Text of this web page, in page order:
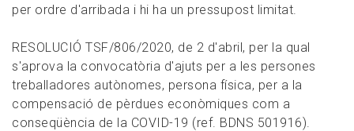
per ordre d'arribada i hi ha un pressupost limitat.
RESOLUCIÓ TSF/806/2020, de 2 d'abril, per la qual
s'aprova la convocatòria d'ajuts per a les persones
treballadores autònomes, persona física, per a la
compensació de pèrdues econòmiques com a
conseqüència de la COVID-19 (ref. BDNS 501916).